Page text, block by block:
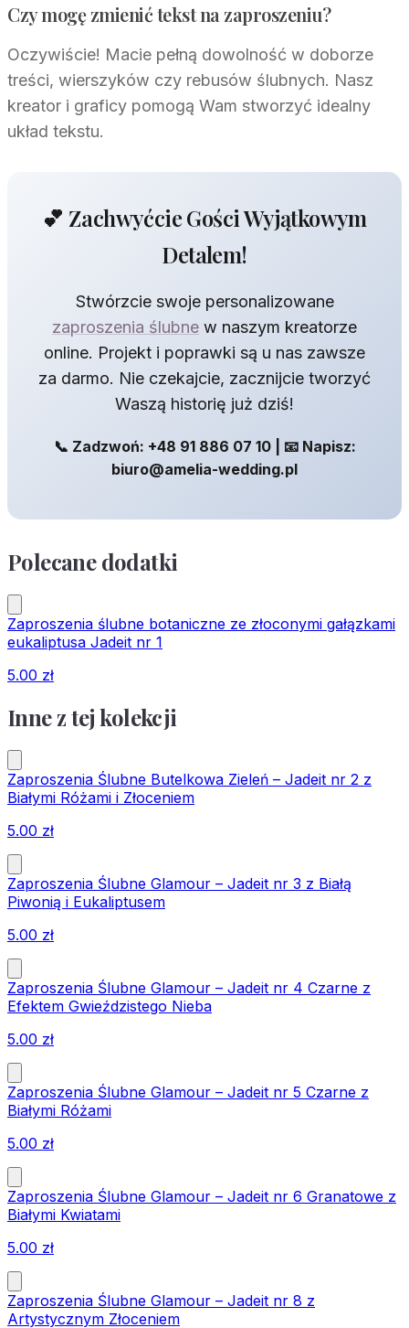
Czy mogę zmienić tekst na zaproszeniu?
Oczywiście! Macie pełną dowolność w doborze
treści, wierszyków czy rebusów ślubnych. Nasz
kreator i graficy pomogą Wam stworzyć idealny
układ tekstu.
💕 Zachwyćcie Gości Wyjątkowym
Detalem!
Stwórzcie swoje personalizowane
zaproszenia ślubne w naszym kreatorze
online. Projekt i poprawki są u nas zawsze
za darmo. Nie czekajcie, zacznijcie tworzyć
Waszą historię już dziś!
📞 Zadzwoń: +48 91 886 07 10 | 📧 Napisz:
biuro@amelia-wedding.pl
Polecane dodatki
Zaproszenia ślubne botaniczne ze złoconymi gałązkami
eukaliptusa Jadeit nr 1
5.00 zł
Inne z tej kolekcji
Zaproszenia Ślubne Butelkowa Zieleń – Jadeit nr 2 z
Białymi Różami i Złoceniem
5.00 zł
Zaproszenia Ślubne Glamour – Jadeit nr 3 z Białą
Piwonią i Eukaliptusem
5.00 zł
Zaproszenia Ślubne Glamour – Jadeit nr 4 Czarne z
Efektem Gwieździstego Nieba
5.00 zł
Zaproszenia Ślubne Glamour – Jadeit nr 5 Czarne z
Białymi Różami
5.00 zł
Zaproszenia Ślubne Glamour – Jadeit nr 6 Granatowe z
Białymi Kwiatami
5.00 zł
Zaproszenia Ślubne Glamour – Jadeit nr 8 z
Artystycznym Złoceniem